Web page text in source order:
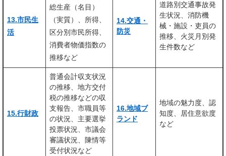
13.市民生
活
総生産（名目）
（実質）、所得、
区分別市民所得、
消費者物価指数の
推移など
14.交通・
防災
道路別交通事故発
生状況、消防機
械・施設・吏員の
推移、火災月別発
生件数など
15.行財政
普通会計収支状況
の推移、地方交付
税の推移などの収
支報告、市職員等
の状況、主要選挙
投票状況、市議会
審議状況、陳情等
受付状況など
16.地域ブ
ランド
地域の魅力度、認
知度、居住意欲度
など